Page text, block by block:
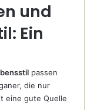
und
Ein
passen
die nur
eine gute Quelle